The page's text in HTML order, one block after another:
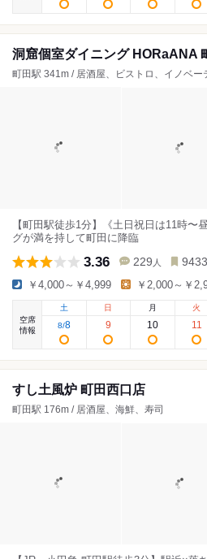
洞窟個室ダイニング HORaANA
町田駅 341m / 居酒屋、ビストロ、イノベー
【町田駅徒歩1分】《土日祝日は11時〜
グが満を持して町田に降臨
3.36 229 人 9433
￥4,000～￥4,999 ￥2,000～￥
空席
情報
土
8/8
日
9
月
10
火
11
すし土風炉 町田西口店
町田駅 176m / 居酒屋、海鮮、寿司